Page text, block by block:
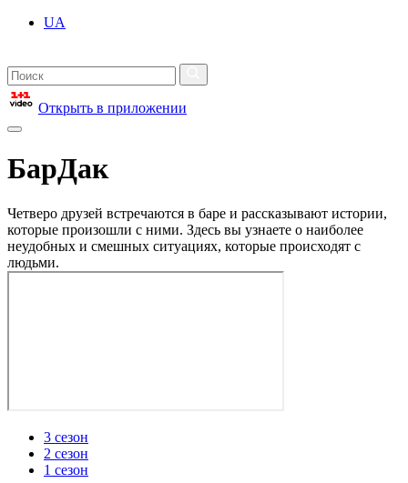
UA
Открыть в приложении
БарДак
Четверо друзей встречаются в баре и рассказывают истории,
которые произошли с ними. Здесь вы узнаете о наиболее
неудобных и смешных ситуациях, которые происходят с
людьми.
3 сезон
2 сезон
1 сезон